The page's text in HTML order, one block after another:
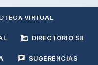
VIRTUAL
DIRECTORIO SB
SUGERENCIAS